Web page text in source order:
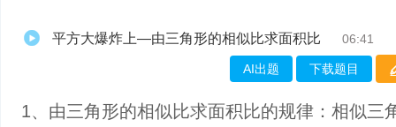
平方大爆炸上—由三角形的相似比求面积比 06:41
AI出题 下载题目
1、由三角形的相似比求面积比的规律：相似三